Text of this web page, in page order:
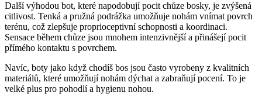
Další výhodou bot, které napodobují pocit chůze bosky, je zvýšená
citlivost. Tenká a⁣ pružná ⁤podrážka umožňuje‌ nohám vnímat⁣ povrch
terénu, což zlepšuje ‍proprioceptivní schopnosti a koordinaci.⁢
Sensace během ‌chůze ⁣jsou mnohem intenzivnější a přinášejí pocit
přímého kontaktu s povrchem.
Navíc, boty‍ jako když chodíš bos jsou často vyrobeny ‌z kvalitních
materiálů,⁤ které umožňují nohám dýchat a zabraňují pocení. To je
velké plus pro pohodlí a hygienu nohou.